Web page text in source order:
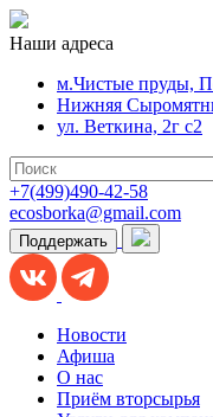
Наши адреса
м.Чистые пруды,
Нижняя
ул. Веткина, 2г с2
+7(499)490-42-58
ecosborka@gmail.com
Поддержать
Новости
Афиша
О нас
Приём вторсырья